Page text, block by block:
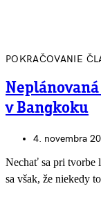
POKRAČOVANIE
v Bangkoku
4. novembra
Nechať sa pri tvorbe
sa však, že niekedy